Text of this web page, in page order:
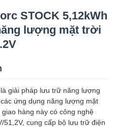
STOCK 5,12kWh
lượng mặt trời
giải pháp lưu trữ năng lượng
ứng dụng năng lượng mặt
hàng này có công nghệ
51,2V, cung cấp bộ lưu trữ điện